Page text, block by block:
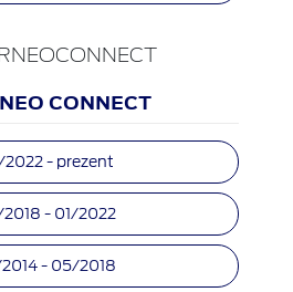
CONNECT
- prezent
- 01/2022
- 05/2018